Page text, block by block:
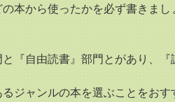
本から使ったかを必ず書きまし
『自由読書』部門とがあり、『
ジャンルの本を選ぶことをおす